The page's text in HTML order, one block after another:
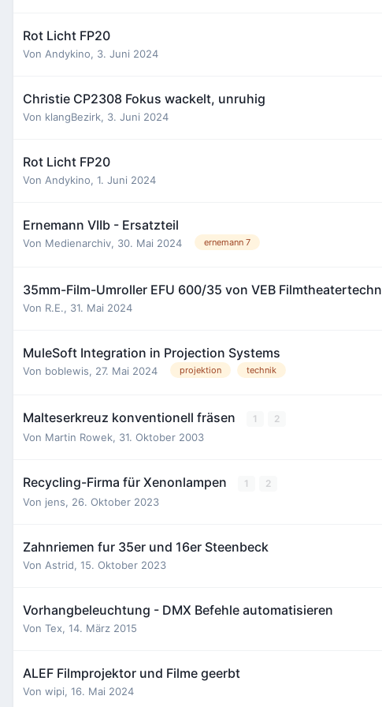
Rot Licht FP20
Von Andykino, 3. Juni 2024
Christie CP2308 Fokus wackelt, unruhig
Von klangBezirk, 3. Juni 2024
Rot Licht FP20
Von Andykino, 1. Juni 2024
Ernemann VIIb - Ersatzteil
Von Medienarchiv, 30. Mai 2024 ernemann 7
35mm-Film-Umroller EFU 600/35 von VEB
Von R.E., 31. Mai 2024
MuleSoft Integration in Projection Systems
Von boblewis, 27. Mai 2024 projektion technik
Malteserkreuz konventionell fräsen 1 2
Von Martin Rowek, 31. Oktober 2003
Recycling-Firma für Xenonlampen 1 2
Von jens, 26. Oktober 2023
Zahnriemen fur 35er und 16er Steenbeck
Von Astrid, 15. Oktober 2023
Vorhangbeleuchtung - DMX Befehle automatisieren
Von Tex, 14. März 2015
ALEF Filmprojektor und Filme geerbt
Von wipi, 16. Mai 2024